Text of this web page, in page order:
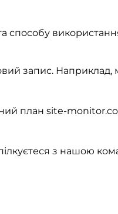
способу
запис. Наприклад,
план site-
з нашою